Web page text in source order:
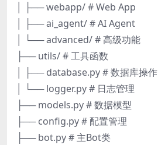
│ ├── webapp/ # Web App
│ ├── ai_agent/ # AI Agent
│ └── advanced/ # 高级功能
├── utils/ # 工具函数
│ ├── database.py # 数据库操作
│ └── logger.py # 日志管理
├── models.py # 数据模型
├── config.py # 配置管理
├── bot.py # 主Bot类